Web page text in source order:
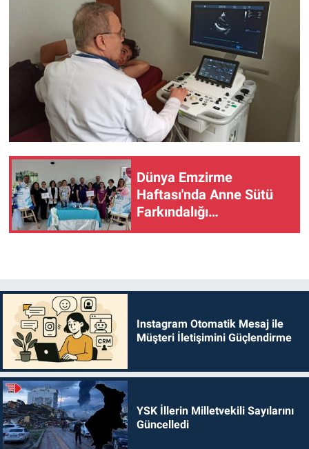
Dünya Emzirme
Haftası'nda Anne Sütü
Farkındalığı…
Instagram Otomatik Mesaj ile
Müşteri İletişimini Güçlendirme
YSK İllerin Milletvekili Sayılarını
Güncelledi